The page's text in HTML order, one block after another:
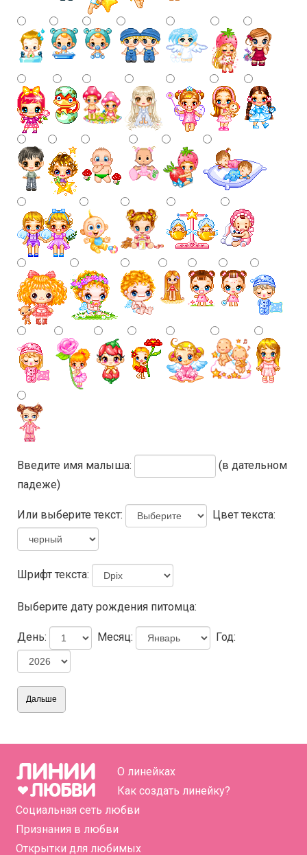
Введите имя малыша:
(в дательном
падеже)
Или выберите текст: Цвет текста:
Шрифт текста:
Выберите дату рождения питомца:
День: Месяц: Год:
О линейках
Как создать линейку?
Социальная сеть любви
Признания в любви
Открытки для любимых